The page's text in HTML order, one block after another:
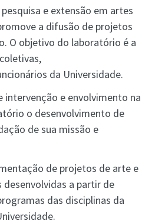
e extensão em artes
a difusão de projetos
O objetivo do laboratório é a
da Universidade.
e envolvimento na
o desenvolvimento de
de sua missão e
de projetos de arte e
a partir de
das disciplinas da